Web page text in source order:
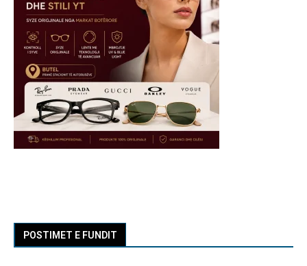
POSTIMET E FUNDIT